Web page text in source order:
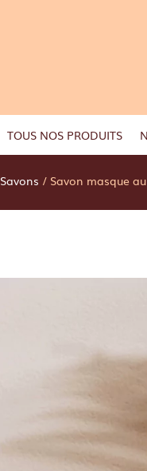
TOUS NOS PRODUITS
Savons / Savon masque